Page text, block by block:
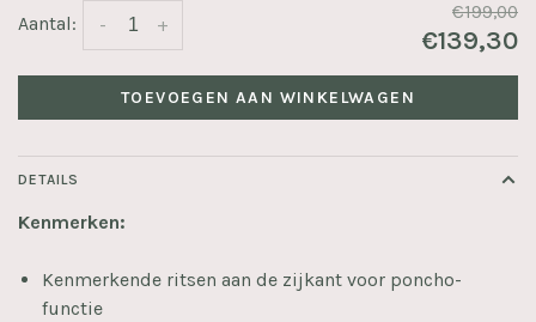
Aantal: +
-
€199,00
€139,30
TOEVOEGEN AAN WINKELWAGEN
DETAILS
Kenmerken:
Kenmerkende ritsen aan de zijkant voor poncho-
functie